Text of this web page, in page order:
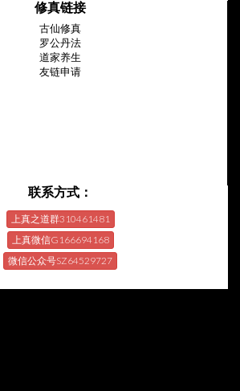
修真链接
古仙修真
罗公丹法
道家养生
友链申请
联系方式：
上真之道群310461481
上真微信G166694168
微信公众号SZ64529727